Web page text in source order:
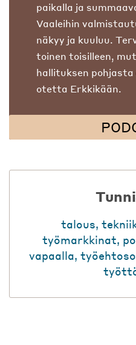
paikalla ja
Vaaleihin
näkyy ja kuuluu.
toinen toisilleen,
hallituksen pohjasta
otetta Erkkikään.
talous,
työmarkkinat,
vapaalla,